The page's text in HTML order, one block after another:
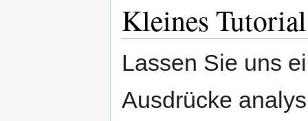
Kleines Tutorial
Lassen Sie uns
Ausdrücke